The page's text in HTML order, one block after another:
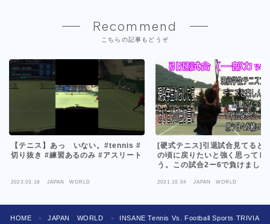
Recommend
こちらの記事もどうぞ
【テニス】あっ いない。#tennis #
切り抜き #練習あるのみ #アスリート
2023.03.18 JAPAN WORLD
[硬式テニス]引退試合見てると
の頃に戻りたいと強く思ってし
う。この試合2ー6で負けました
すが4ー2で勝ってました。
2021.10.04 JAPAN WORLD
HOME ＞ JAPAN WORLD ＞ INSANE Tennis Vs. Football Sports TRIVIA